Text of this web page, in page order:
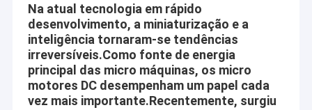
Na atual tecnologia em rápido
desenvolvimento, a miniaturização e a
inteligência tornaram-se tendências
irreversíveis.Como fonte de energia
principal das micro máquinas, os micro
motores DC desempenham um papel cada
vez mais importante.Recentemente, surgiu